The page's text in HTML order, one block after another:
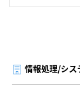
情報処理/シス